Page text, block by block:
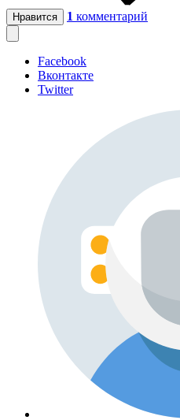
Нравится 1 комментарий
Facebook
Вконтакте
Twitter